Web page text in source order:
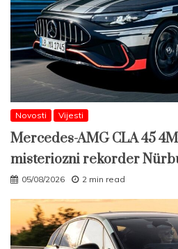
Novosti Vijesti
Mercedes-AMG CLA 45
misteriozni rekorder
05/08/2026 2 min read